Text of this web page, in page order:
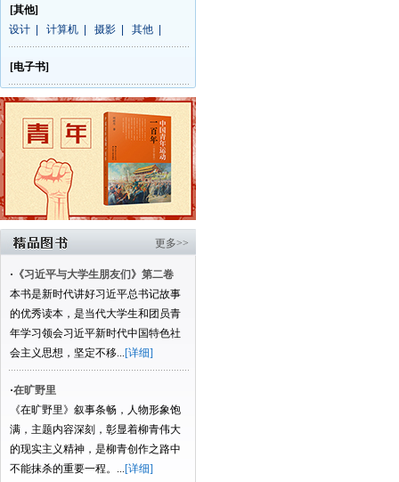
[其他]
设计
计算机 摄影 其他
[电子书]
更多>>
· 《习近平与大学生朋友们》第二卷
本书是新时代讲好习近平总书记故事
的优秀读本，是当代大学生和团员青
年学习领会习近平新时代中国特色社
会主义思想，坚定不移...[详细]
·在旷野里
《在旷野里》叙事条畅，人物形象饱
满，主题内容深刻，彰显着柳青伟大
的现实主义精神，是柳青创作之路中
不能抹杀的重要一程。...[详细]